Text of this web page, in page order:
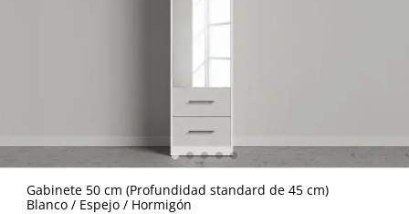
Gabinete 50 cm (Profundidad standard de 45 cm)
Blanco / Espejo / Hormigón